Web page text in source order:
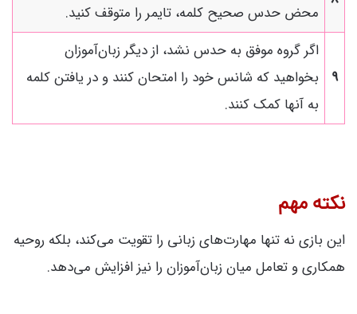
محض حدس صحیح کلمه، تایمر را متوقف کنید.
9
اگر گروه موفق به حدس نشد، از دیگر زبان‌آموزان
بخواهید که شانس خود را امتحان کنند و در یافتن کلمه
به آنها کمک کنند.
نکته مهم
این بازی نه تنها مهارت‌های زبانی را تقویت می‌کند، بلکه روحیه
همکاری و تعامل میان زبان‌آموزان را نیز افزایش می‌دهد.